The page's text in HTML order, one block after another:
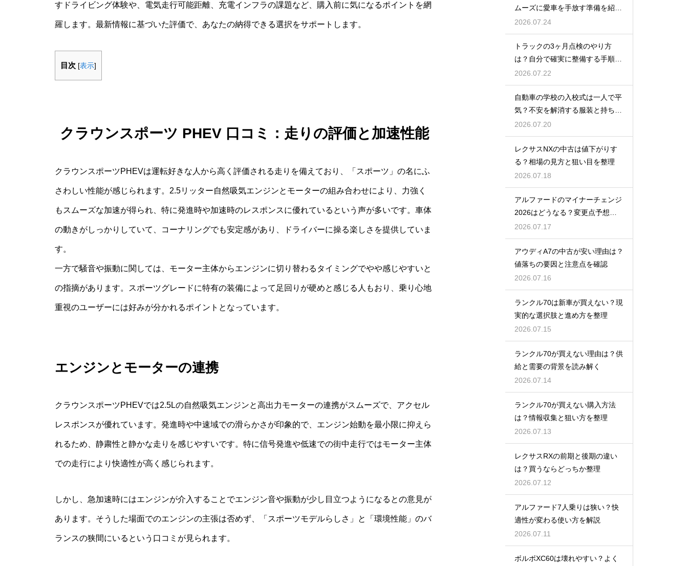
すドライビング体験や、電気走行可能距離、充電インフラの課題など、購入前に気になるポイントを網
羅します。最新情報に基づいた評価で、あなたの納得できる選択をサポートします。
目次 [表示]
クラウンスポーツ PHEV 口コミ：走りの評価と加速性能
クラウンスポーツPHEVは運転好きな人から高く評価される走りを備えており、「スポーツ」の名にふ
さわしい性能が感じられます。2.5リッター自然吸気エンジンとモーターの組み合わせにより、力強く
もスムーズな加速が得られ、特に発進時や加速時のレスポンスに優れているという声が多いです。車体
の動きがしっかりしていて、コーナリングでも安定感があり、ドライバーに操る楽しさを提供していま
す。
一方で騒音や振動に関しては、モーター主体からエンジンに切り替わるタイミングでやや感じやすいと
の指摘があります。スポーツグレードに特有の装備によって足回りが硬めと感じる人もおり、乗り心地
重視のユーザーには好みが分かれるポイントとなっています。
エンジンとモーターの連携
クラウンスポーツPHEVでは2.5Lの自然吸気エンジンと高出力モーターの連携がスムーズで、アクセル
レスポンスが優れています。発進時や中速域での滑らかさが印象的で、エンジン始動を最小限に抑えら
れるため、静粛性と静かな走りを感じやすいです。特に信号発進や低速での街中走行ではモーター主体
での走行により快適性が高く感じられます。
しかし、急加速時にはエンジンが介入することでエンジン音や振動が少し目立つようになるとの意見が
あります。そうした場面でのエンジンの主張は否めず、「スポーツモデルらしさ」と「環境性能」のバ
ランスの狭間にいるという口コミが見られます。
ムーズに愛車を手放す準備を紹
介！
2026.07.24
トラックの3ヶ月点検のやり方
は？自分で確実に整備する手順を
紹介
2026.07.22
自動車の学校の入校式は一人で平
気？不安を解消する服装と持ち
物！
2026.07.20
レクサスNXの中古は値下がりす
る？相場の見方と狙い目を整理
2026.07.18
アルファードのマイナーチェンジ
2026はどうなる？変更点予想と
買い時
2026.07.17
アウディA7の中古が安い理由は？
値落ちの要因と注意点を確認
2026.07.16
ランクル70は新車が買えない？現
実的な選択肢と進め方を整理
2026.07.15
ランクル70が買えない理由は？供
給と需要の背景を読み解く
2026.07.14
ランクル70が買えない購入方法
は？情報収集と狙い方を整理
2026.07.13
レクサスRXの前期と後期の違い
は？買うならどっちか整理
2026.07.12
アルファード7人乗りは狭い？快
適性が変わる使い方を解説
2026.07.11
ボルボXC60は壊れやすい？よく